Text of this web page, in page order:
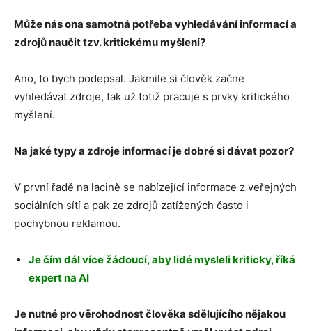
Může nás ona samotná potřeba vyhledávání informací a
zdrojů naučit tzv. kritickému myšlení?
Ano, to bych podepsal. Jakmile si člověk začne
vyhledávat zdroje, tak už totiž pracuje s prvky kritického
myšlení.
Na jaké typy a zdroje informací je dobré si dávat pozor?
V první řadě na lacině se nabízející informace z veřejných
sociálních sítí a pak ze zdrojů zatížených často i
pochybnou reklamou.
Je čím dál více žádoucí, aby lidé mysleli kriticky, říká
expert na AI
Je nutné pro věrohodnost člověka sdělujícího nějakou